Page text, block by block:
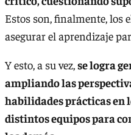
Estos son, finalmente, los
asegurar el aprendizaje
Y esto, a su vez,se logra
ampliando las
habilidades prácticas en
distintos equipos para